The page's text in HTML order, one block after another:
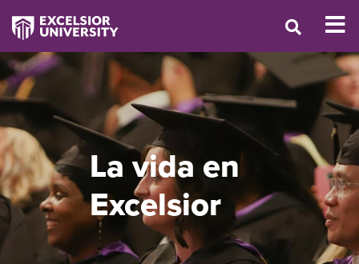
La vida en
Excelsior